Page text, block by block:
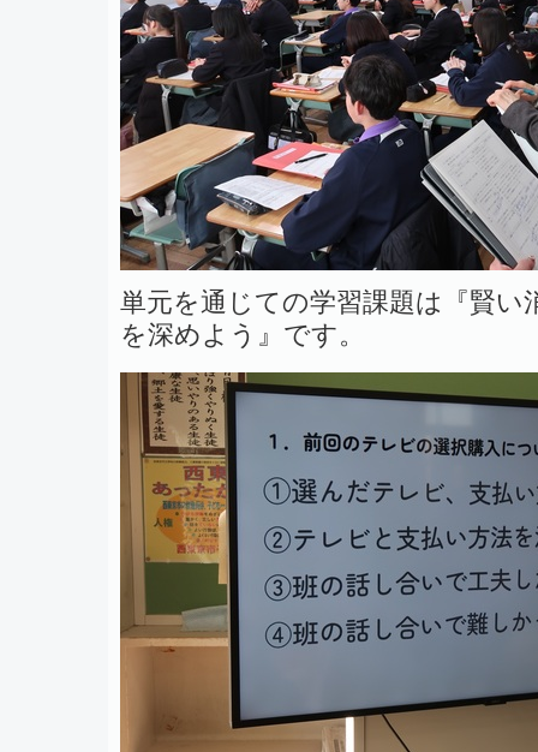
単元を通じての学習課題は『賢い
を深めよう』です。